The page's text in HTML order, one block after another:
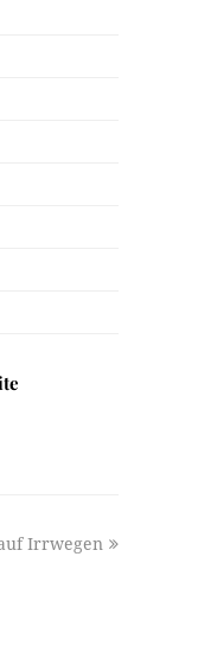
Irrwegen